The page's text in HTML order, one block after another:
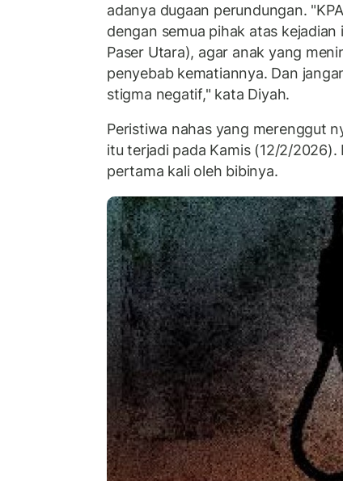
adanya dugaan perundungan.
dengan semua pihak atas kejadian
Paser Utara), agar anak yang
penyebab kematiannya. Dan
stigma negatif," kata Diyah.
Peristiwa nahas yang merenggut
itu terjadi pada Kamis (12/2/
pertama kali oleh bibinya.